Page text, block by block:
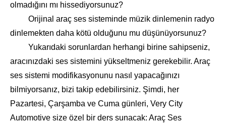
olmadığını mı hissediyorsunuz?
Orijinal araç ses sisteminde müzik dinlemenin radyo
dinlemekten daha kötü olduğunu mu düşünüyorsunuz?
Yukarıdaki sorunlardan herhangi birine sahipseniz,
aracınızdaki ses sistemini yükseltmeniz gerekebilir. Araç
ses sistemi modifikasyonunu nasıl yapacağınızı
bilmiyorsanız, bizi takip edebilirsiniz. Şimdi, her
Pazartesi, Çarşamba ve Cuma günleri, Very City
Automotive size özel bir ders sunacak: Araç Ses